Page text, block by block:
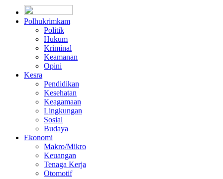
Polhukrimkam
Politik
Hukum
Kriminal
Keamanan
Opini
Kesra
Pendidikan
Kesehatan
Keagamaan
Lingkungan
Sosial
Budaya
Ekonomi
Makro/Mikro
Keuangan
Tenaga Kerja
Otomotif